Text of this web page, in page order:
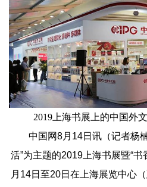
2019上海书展上的中国外
中国网8月14日讯（记者杨
活”为主题的2019上海书展暨“
月14日至20日在上海展览中心